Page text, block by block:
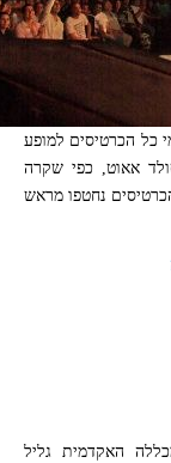
כל הכרטיסים למופע
7 אזלו והמופע סולד אאוט, כפי שקרה
נחטפו מראש
האקדמית גליל